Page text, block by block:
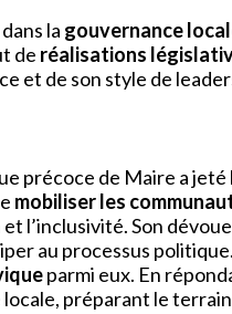
la gouvernance
de réalisations
et de son style de
précoce de Maire a
mobiliser les
l’inclusivité. Son
au processus
parmi eux. En
locale, préparant le